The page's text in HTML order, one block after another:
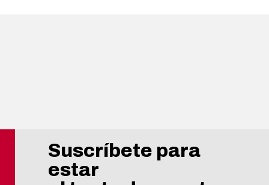
Suscríbete para
estar